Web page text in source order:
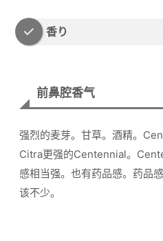
香り
前鼻腔香气
强烈的麦芽。甘草。酒精。
Citra更强的Centennial。
感相当强。也有药品感。药品
该不少。